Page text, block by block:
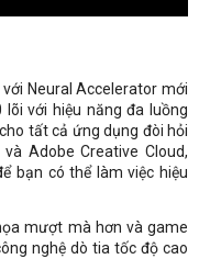
Neural Accelerator mới
với hiệu năng đa luồng
tất cả ứng dụng đòi hỏi
Adobe Creative Cloud,
bạn có thể làm việc hiệu
mượt mà hơn và game
nghệ dò tia tốc độ cao